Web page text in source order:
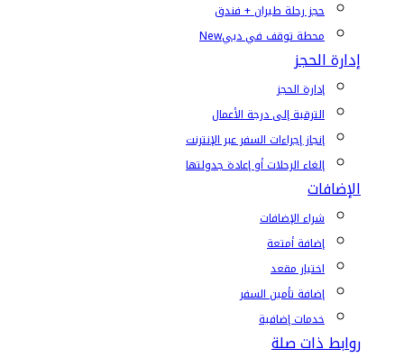
حجز رحلة طيران + فندق
محطة توقف في دبيNew
إدارة الحجز
إدارة الحجز
الترقية إلى درجة الأعمال
إنجاز إجراءات السفر عبر الإنترنت
إلغاء الرحلات أو إعادة جدولتها
الإضافات
شراء الإضافات
إضافة أمتعة
اختيار مقعد
إضافة تأمين السفر
خدمات إضافية
روابط ذات صلة